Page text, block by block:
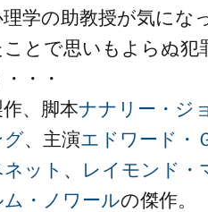
学の助教授が気にな
ことで思いもよらぬ犯
・・・
作、脚本ナナリー・ジ
グ、主演エドワード・
ット 、 レイモンド・
ム・ノワールの傑作。